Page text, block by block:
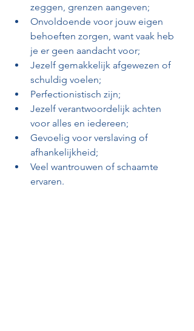
zeggen, grenzen aangeven;
Onvoldoende voor jouw eigen
behoeften zorgen, want vaak heb
je er geen aandacht voor;
Jezelf gemakkelijk afgewezen of
schuldig voelen;
Perfectionistisch zijn;
Jezelf verantwoordelijk achten
voor alles en iedereen;
Gevoelig voor verslaving of
afhankelijkheid;
Veel wantrouwen of schaamte
ervaren.